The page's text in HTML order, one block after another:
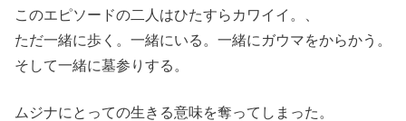
このエピソードの二人はひたすらカワイイ。、
ただ一緒に歩く。一緒にいる。一緒にガウマをからかう。
そして一緒に墓参りする。
ムジナにとっての生きる意味を奪ってしまった。